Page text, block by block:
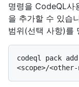
명령을 CodeQL사
을 추가할 수 있습
범위(선택 사항)를
codeql pack add